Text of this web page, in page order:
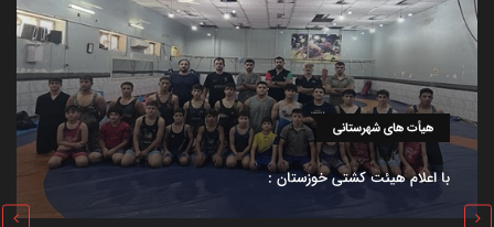
هیأت های شهرستانی
با اعلام هیئت کشتی خوزستان :